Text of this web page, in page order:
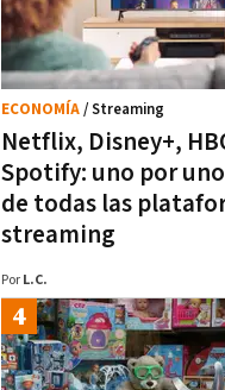
Netflix, Disney+,
Spotify: uno por
de todas las
streaming
ECONOMÍA/ Streaming
Por L.C.